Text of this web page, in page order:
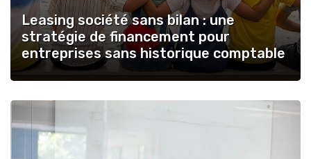
Leasing société sans bilan : une
stratégie de financement pour
entreprises sans historique comptable